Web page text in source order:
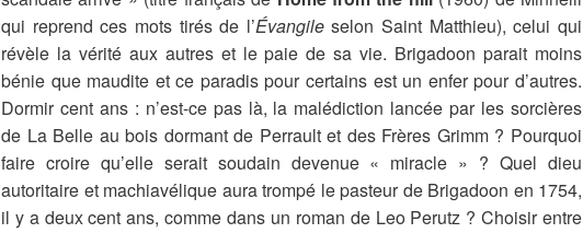
qui reprend ces mots tirés de l’Évangileselon Saint Matthieu), celui qui
révèle la vérité aux autres et le paie de sa vie. Brigadoon parait moins
bénie que maudite et ce paradis pour certains est un enfer pour d’autres.
Dormir cent ans : n’est-ce pas là, la malédiction lancée par les sorcières
de La Belle au bois dormant de Perrault et des Frères Grimm ? Pourquoi
faire croire qu’elle serait soudain devenue « miracle » ? Quel dieu
autoritaire et machiavélique aura trompé le pasteur de Brigadoon en 1754,
il y a deux cent ans, comme dans un roman de Leo Perutz ? Choisir entre